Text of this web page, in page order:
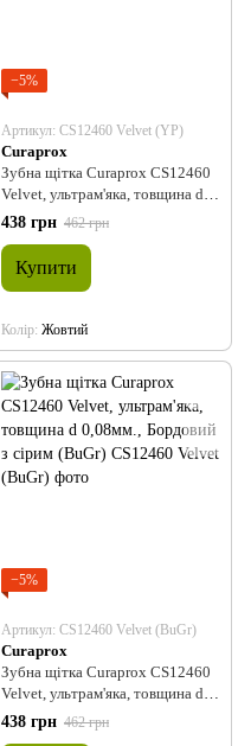
−5%
Артикул: CS12460 Velvet (YP)
Curaprox
Зубна щітка Curaprox CS12460
Velvet, ультрам'яка, товщина d
0,08мм., Жовтий з рожевим (YP)
438 грн 462 грн
Купити
Колір Жовтий
−5%
Артикул: CS12460 Velvet (BuGr)
Curaprox
Зубна щітка Curaprox CS12460
Velvet, ультрам'яка, товщина d
0,08мм., Бордовий з сірим
(BuGr)
438 грн 462 грн